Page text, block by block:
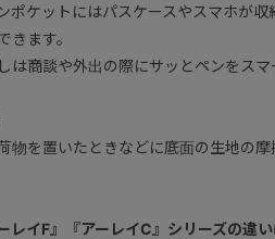
ポケットにはパスケースやスマホが
きます。
は商談や外出の際にサッとペンをスマ
物を置いたときなどに底面の生地の摩
レイF』『アーレイC』シリーズの違